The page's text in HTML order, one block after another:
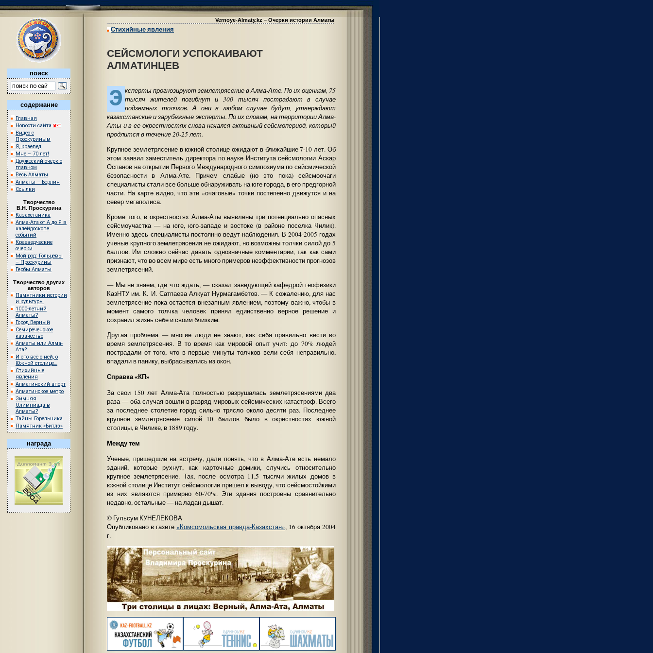
поиск
содержание
Главная
Новости сайта
Видео с
Проскуриным
Я, краевед
Мне – 70 лет!
Дружеский очерк о
главном
Весь Алматы
Алматы – Берлин
Ссылки
Творчество
В.Н. Проскурина
Казахстаника
Алма-Ата от А до Я в
калейдоскопе
событий
Краеведческие
очерки
Мой род: Гольцевы
– Проскурины
Гербы Алматы
Творчество других
авторов
Памятники истории
и культуры
1000-летний
Алматы?
Город Верный
Семиреченское
казачество
Алматы или Алма-
Ата?
И это всё о ней, о
Южной столице…
Стихийные
явления
Алматинский апорт
Алматинское метро
Зимняя
Олимпиада в
Алматы?
Тайны Горельника
Памятник «Битлз»
награда
Vernoye-Almaty.kz – Очерки истории Алматы
Стихийные явления
СЕЙСМОЛОГИ УСПОКАИВАЮТ
АЛМАТИНЦЕВ
Э ксперты прогнозируют землетрясение в Алма-Ате. По их оценкам, 75
тысяч жителей погибнут и 300 тысяч пострадают в случае
подземных толчков. А они в любом случае будут, утверждают
казахстанские и зарубежные эксперты. По их словам, на территории Алма-
Аты и в ее окрестностях снова начался активный сейсмопериод, который
продлится в течение 20-25 лет.
Крупное землетрясение в южной столице ожидают в ближайшие 7-10 лет. Об
этом заявил заместитель директора по науке Института сейсмологии Аскар
Оспанов на открытии Первого Международного симпозиума по сейсмической
безопасности в Алма-Ате. Причем слабые (но это пока) сейсмоочаги
специалисты стали все больше обнаруживать на юге города, в его предгорной
части. На карте видно, что эти «очаговые» точки постепенно движутся и на
север мегаполиса.
Кроме того, в окрестностях Алма-Аты выявлены три потенциально опасных
сейсмоучастка — на юге, юго-западе и востоке (в районе поселка Чилик).
Именно здесь специалисты постоянно ведут наблюдения. В 2004-2005 годах
ученые крупного землетрясения не ожидают, но возможны толчки силой до 5
баллов. Им сложно сейчас давать однозначные комментарии, так как сами
признают, что во всем мире есть много примеров неэффективности прогнозов
землетрясений.
— Мы не знаем, где что ждать, — сказал заведующий кафедрой геофизики
КазНТУ им. К. И. Сатпаева Алкуат Нурмагамбетов. — К сожалению, для нас
землетрясение пока остается внезапным явлением, поэтому важно, чтобы в
момент самого толчка человек принял единственно верное решение и
сохранил жизнь себе и своим близким.
Другая проблема — многие люди не знают, как себя правильно вести во
время землетрясения. В то время как мировой опыт учит: до 70% людей
пострадали от того, что в первые минуты толчков вели себя неправильно,
впадали в панику, выбрасывались из окон.
Справка «КП»
За свои 150 лет Алма-Ата полностью разрушалась землетрясениями два
раза — оба случая вошли в разряд мировых сейсмических катастроф. Всего
за последнее столетие город сильно трясло около десяти раз. Последнее
крупное землетрясение силой 10 баллов было в окрестностях южной
столицы, в Чилике, в 1889 году.
Между тем
Ученые, пришедшие на встречу, дали понять, что в Алма-Ате есть немало
зданий, которые рухнут, как карточные домики, случись относительно
крупное землетрясение. Так, после осмотра 11,5 тысячи жилых домов в
южной столице Институт сейсмологии пришел к выводу, что сейсмостойкими
из них являются примерно 60-70%. Эти здания построены сравнительно
недавно, остальные — на ладан дышат.
© Гульсум КУНЕЛЕКОВА
Опубликовано в газете «Комсомольская правда-Казахстан», 16 октября 2004
г.